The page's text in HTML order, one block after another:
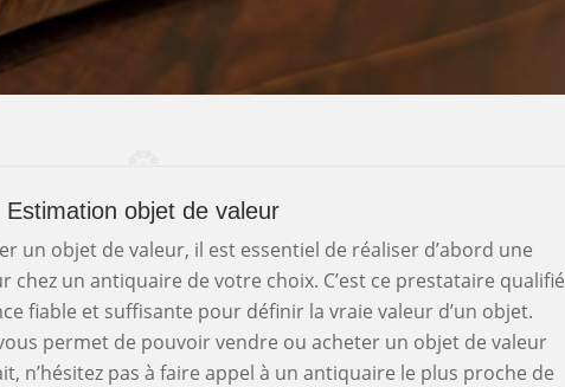
Estimation objet de valeur
un objet de valeur, il est essentiel de réaliser d’abord une
chez un antiquaire de votre choix. C’est ce prestataire qualifié
fiable et suffisante pour définir la vraie valeur d’un objet.
permet de pouvoir vendre ou acheter un objet de valeur
n’hésitez pas à faire appel à un antiquaire le plus proche de